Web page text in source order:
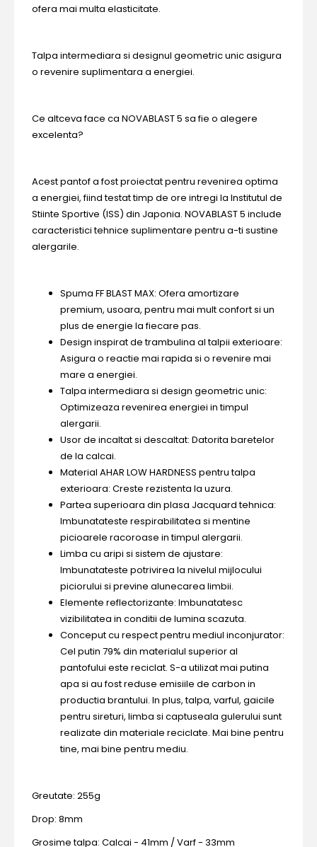
ofera mai multa elasticitate.
Talpa intermediara si designul geometric unic asigura
o revenire suplimentara a energiei.
Ce altceva face ca NOVABLAST 5 sa fie o alegere
excelenta?
Acest pantof a fost proiectat pentru revenirea optima
a energiei, fiind testat timp de ore intregi la Institutul de
Stiinte Sportive (ISS) din Japonia. NOVABLAST 5 include
caracteristici tehnice suplimentare pentru a-ti sustine
alergarile.
Spuma FF BLAST MAX: Ofera amortizare
premium, usoara, pentru mai mult confort si un
plus de energie la fiecare pas.
Design inspirat de trambulina al talpii exterioare:
Asigura o reactie mai rapida si o revenire mai
mare a energiei.
Talpa intermediara si design geometric unic:
Optimizeaza revenirea energiei in timpul
alergarii.
Usor de incaltat si descaltat: Datorita baretelor
de la calcai.
Material AHAR LOW HARDNESS pentru talpa
exterioara: Creste rezistenta la uzura.
Partea superioara din plasa Jacquard tehnica:
Imbunatateste respirabilitatea si mentine
picioarele racoroase in timpul alergarii.
Limba cu aripi si sistem de ajustare:
Imbunatateste potrivirea la nivelul mijlocului
piciorului si previne alunecarea limbii.
Elemente reflectorizante: Imbunatatesc
vizibilitatea in conditii de lumina scazuta.
Conceput cu respect pentru mediul inconjurator:
Cel putin 79% din materialul superior al
pantofului este reciclat. S-a utilizat mai putina
apa si au fost reduse emisiile de carbon in
productia brantului. In plus, talpa, varful, gaicile
pentru sireturi, limba si captuseala gulerului sunt
realizate din materiale reciclate. Mai bine pentru
tine, mai bine pentru mediu.
Greutate: 255g
Drop: 8mm
Grosime talpa: Calcai - 41mm / Varf - 33mm